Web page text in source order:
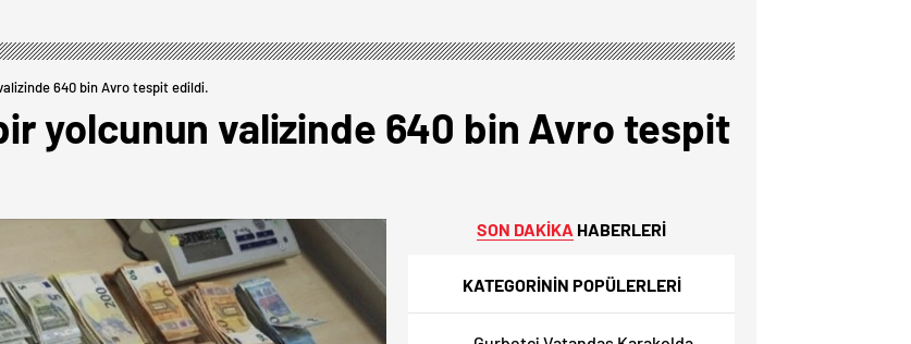
640 bin Avro tespit edildi.
yolcunun valizinde 640 bin Avro tespit
SON DAKİKA HABERLERİ
KATEGORİNİN POPÜLERLERİ